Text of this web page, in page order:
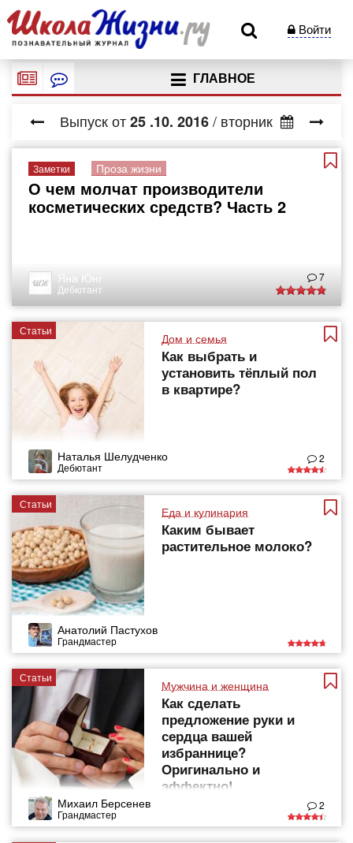
Войти
ГЛАВНОЕ
Выпуск от25 .10. 2016 / вторник
Заметки Проза жизни
О чем молчат производители
косметических средств? Часть 2
Яна Юнг
Дебютант
7
Статьи
Дом и семья
Как выбрать и
установить тёплый пол
в квартире?
Наталья Шелудченко
Дебютант
2
Статьи
Еда и кулинария
Каким бывает
растительное молоко?
Анатолий Пастухов
Грандмастер
Статьи
Мужчина и женщина
Как сделать
предложение руки и
сердца вашей
избраннице?
Оригинально и
эффектно!
Михаил Берсенев
Грандмастер
2